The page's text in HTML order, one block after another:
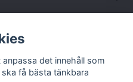
det innehåll som
få bästa tänkbara